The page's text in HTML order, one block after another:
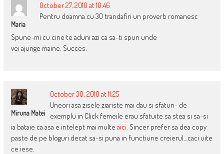
Maria
October 27, 2010 at 10:46
Pentru doamna cu 30 trandafiri un proverb romanesc
Spune-mi cu cine te aduni azi ca sa-ti spun unde
vei ajunge maine. Succes.
Miruna Matei
October 30, 2010 at 11:25
Uneori asa zisele ziariste mai dau si sfaturi- de
exemplu in Click femeile erau sfatuite sa stea si sa-si
ia bataie ca asa e intelept mai multe aici. Sincer prefer sa dea copy
paste de pe bloguri decat sa-si puna in functiune creierul…caci uite
ce iese.